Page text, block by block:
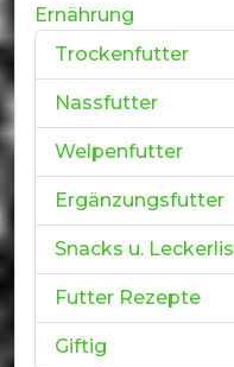
Ernährung
Trockenfutter
Nassfutter
Welpenfutter
Ergänzungsfutter
Snacks u. Leckerlis
Futter Rezepte
Giftig